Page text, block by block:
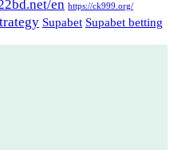
en https://ck999.org/
Supabet Supabet betting